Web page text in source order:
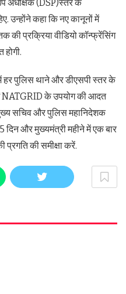
अधीक्षक (DSP)स्तर के
उन्होंने कहा कि नए कानूनों में
की प्रक्रिया वीडियो कॉन्फ्रेंसिंग
हर पुलिस थाने और डीएसपी स्तर के
NATGRID के उपयोग की आदत
सचिव और पुलिस महानिदेशक
दिन और मुख्यमंत्री महीने में एक बार
की समीक्षा करें.